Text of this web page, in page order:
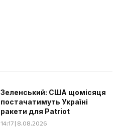
Зеленський: США щомісяця
постачатимуть Україні
ракети для Patriot
14:17 | 8.08.2026